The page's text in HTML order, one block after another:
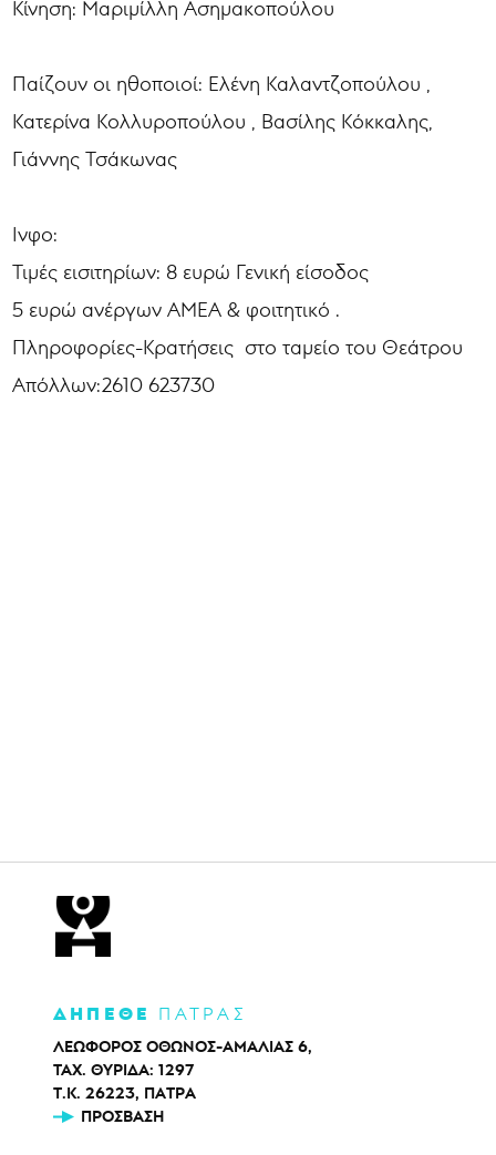
Κίνηση: Μαριμίλλη Ασημακοπούλου
Παίζουν οι ηθοποιοί: Ελένη Καλαντζοπούλου ,
Κατερίνα Κολλυροπούλου , Βασίλης Κόκκαλης,
Γιάννης Τσάκωνας
Ινφο:
Τιμές εισιτηρίων: 8 ευρώ Γενική είσοδος
5 ευρώ ανέργων ΑΜΕΑ & φοιτητικό .
Πληροφορίες-Κρατήσεις στο ταμείο του Θεάτρου
Απόλλων:2610 623730
ΔΗΠΕΘΕ ΠΑΤΡΑΣ
ΛΕΩΦΟΡΟΣ ΟΘΩΝΟΣ-ΑΜΑΛΙΑΣ 6,
ΤΑΧ. ΘΥΡΙΔΑ: 1297
Τ.Κ. 26223, ΠΑΤΡΑ
ΠΡΌΣΒΑΣΗ